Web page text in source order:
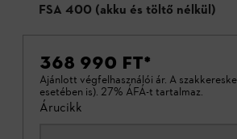
FSA 400 (akku és töltő nélkül)
368 990 FT*
Ajánlott végfelhasználói ár. A
esetében is). 27% ÁFÁ-t tartalmaz.
Árucikk